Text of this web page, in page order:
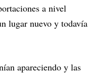
a nivel
lugar nuevo y todavía
apareciendo y las